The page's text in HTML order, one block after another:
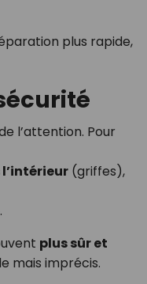
plus rapide,
l’attention. Pour
(griffes),
plus sûr et
mais imprécis.